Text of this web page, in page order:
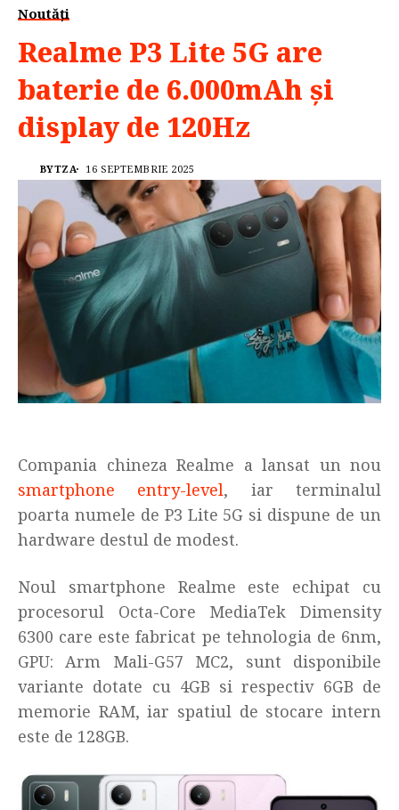
Noutăți
Realme P3 Lite 5G are
baterie de 6.000mAh și
display de 120Hz
BYTZA 16 SEPTEMBRIE 2025
Compania chineza Realme a lansat un nou
smartphone entry-level, iar terminalul
poarta numele de P3 Lite 5G si dispune de un
hardware destul de modest.
Noul smartphone Realme este echipat cu
procesorul Octa-Core MediaTek Dimensity
6300 care este fabricat pe tehnologia de 6nm,
GPU: Arm Mali-G57 MC2, sunt disponibile
variante dotate cu 4GB si respectiv 6GB de
memorie RAM, iar spatiul de stocare intern
este de 128GB.